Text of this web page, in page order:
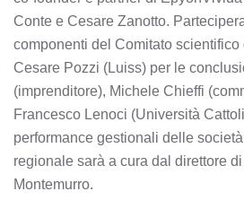
Conte e Cesare Zanotto.
componenti del Comitato scientifico
Cesare Pozzi (Luiss) per le
(imprenditore), Michele Chieffi
Francesco Lenoci (Università
performance gestionali delle
regionale sarà a cura dal direttore
Montemurro.